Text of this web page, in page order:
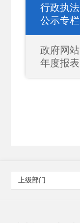
行政执法
公示专栏
政府网站
年度报表
上级部门